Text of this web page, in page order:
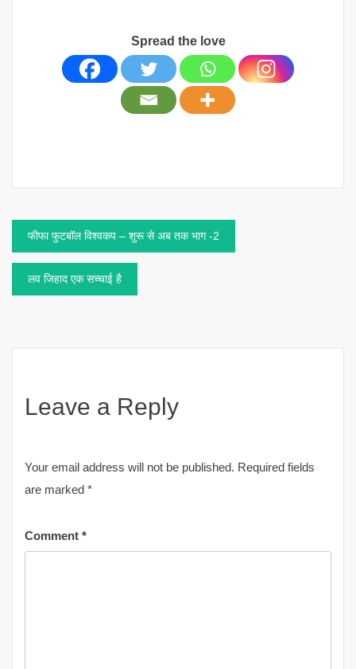
Spread the love
Post
navigation
फीफा फुटबॉल विश्वकप – शुरू से अब तक भाग -2
लव जिहाद एक सच्चाई है
Leave a Reply
Your email address will not be published. Required fields
are marked *
Comment *